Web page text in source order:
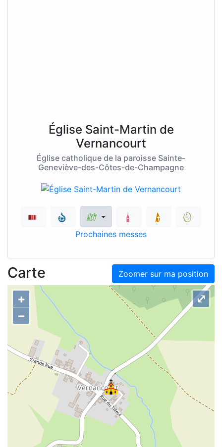
Église Saint-Martin de
Vernancourt
Église catholique de la paroisse Sainte-
Geneviève-des-Côtes-de-Champagne
Prochaines messes
Zoomer sur ma position
Carte
+
–
⤢